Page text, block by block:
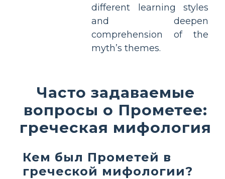
different learning styles
and deepen
comprehension of the
myth’s themes.
Часто задаваемые
вопросы о Прометее:
греческая мифология
Кем был Прометей в
греческой мифологии?